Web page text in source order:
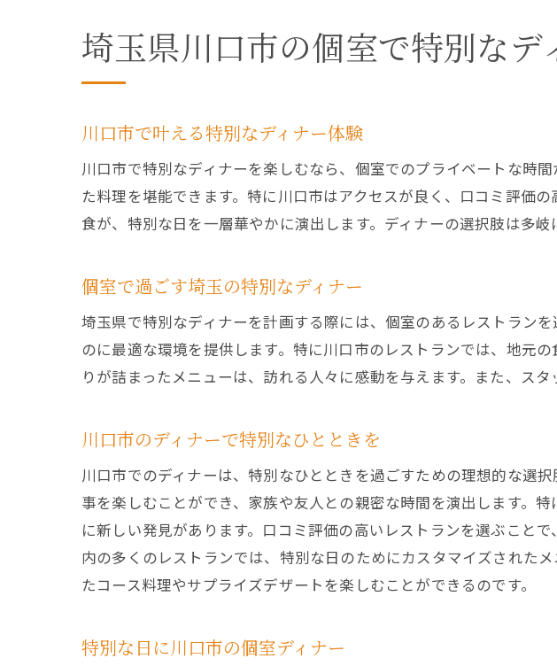
川口市で子
個室で楽しむ川
ディナー個
川口市ディ
埼玉県川口市の個室で特別なデ
川口市で叶える特別なディナー体験
川口市で特別なディナーを楽しむなら、個室でのプライベートな時
た料理を堪能できます。特に川口市はアクセスが良く、口コミ評価
食が、特別な日を一層華やかに演出します。ディナーの選択肢は多岐
個室で過ごす埼玉の特別なディナー
埼玉県で特別なディナーを計画する際には、個室のあるレストラン
のに最適な環境を提供します。特に川口市のレストランでは、地元
りが詰まったメニューは、訪れる人々に感動を与えます。また、ス
川口市のディナーで特別なひとときを
川口市でのディナーは、特別なひとときを過ごすための理想的な選
事を楽しむことができ、家族や友人との親密な時間を演出します。
に新しい発見があります。口コミ評価の高いレストランを選ぶこと
内の多くのレストランでは、特別な日のためにカスタマイズされた
たコース料理やサプライズデザートを楽しむことができるのです。
特別な日に川口市の個室ディナー